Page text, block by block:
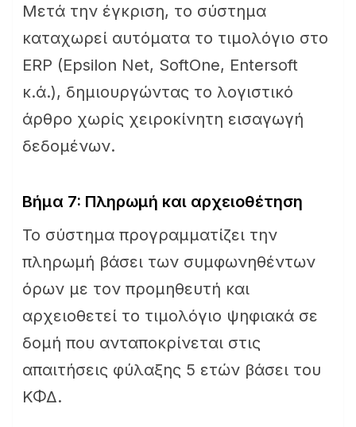
Μετά την έγκριση, το σύστημα
καταχωρεί αυτόματα το τιμολόγιο στο
ERP (Epsilon Net, SoftOne, Entersoft
κ.ά.), δημιουργώντας το λογιστικό
άρθρο χωρίς χειροκίνητη εισαγωγή
δεδομένων.
Βήμα 7: Πληρωμή και αρχειοθέτηση
Το σύστημα προγραμματίζει την
πληρωμή βάσει των συμφωνηθέντων
όρων με τον προμηθευτή και
αρχειοθετεί το τιμολόγιο ψηφιακά σε
δομή που ανταποκρίνεται στις
απαιτήσεις φύλαξης 5 ετών βάσει του
ΚΦΔ.